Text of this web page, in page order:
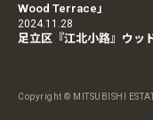
Wood Terrace」
2024.11.28
足立区『江北小路』ウッ
Copyright © MITSUBISHI